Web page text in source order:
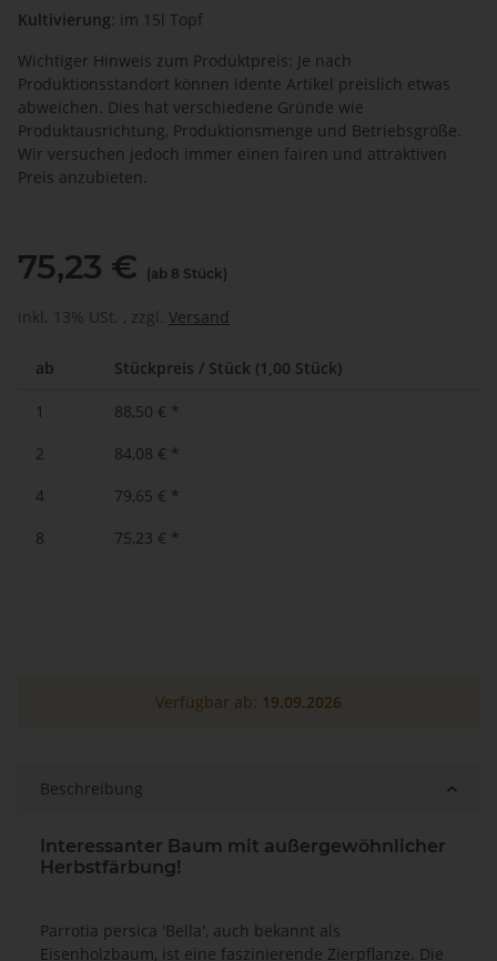
Kultivierung: im 15l Topf
Wichtiger Hinweis zum Produktpreis: Je nach
Produktionsstandort können idente Artikel preislich etwas
abweichen. Dies hat verschiedene Gründe wie
Produktausrichtung, Produktionsmenge und Betriebsgröße.
Wir versuchen jedoch immer einen fairen und attraktiven
Preis anzubieten.
75,23 € (ab 8 Stück)
inkl. 13% USt. , zzgl. Versand
ab Stückpreis / Stück (1,00 Stück)
1 88,50 € *
2
84,08 € *
4
79,65 € *
8
75,23 € *
Verfügbar ab: 19.09.2026
Beschreibung
Interessanter Baum mit außergewöhnlicher
Herbstfärbung!
Parrotia persica 'Bella', auch bekannt als
Eisenholzbaum, ist eine faszinierende Zierpflanze. Die